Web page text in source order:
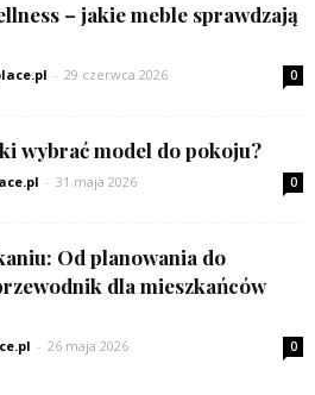
– jakie meble sprawdzają
- 29 czerwca 2026 0
wybrać model do pokoju?
- 31 maja 2026 0
Od planowania do
dla mieszkańców
- 26 maja 2026 0